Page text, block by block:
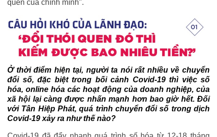
quen của chính mình".
Ở thời điểm hiện tại, người ta nói rất nhiều về chuyển
đổi số, đặc biệt trong bối cảnh Covid-19 thì việc số
hóa, online hóa các hoạt động của doanh nghiệp, của
xã hội lại càng được nhấn mạnh hơn bao giờ hết. Đối
với Tân Hiệp Phát, quá trình chuyển đổi số trong dịch
Covid-19 xảy ra như thế nào?